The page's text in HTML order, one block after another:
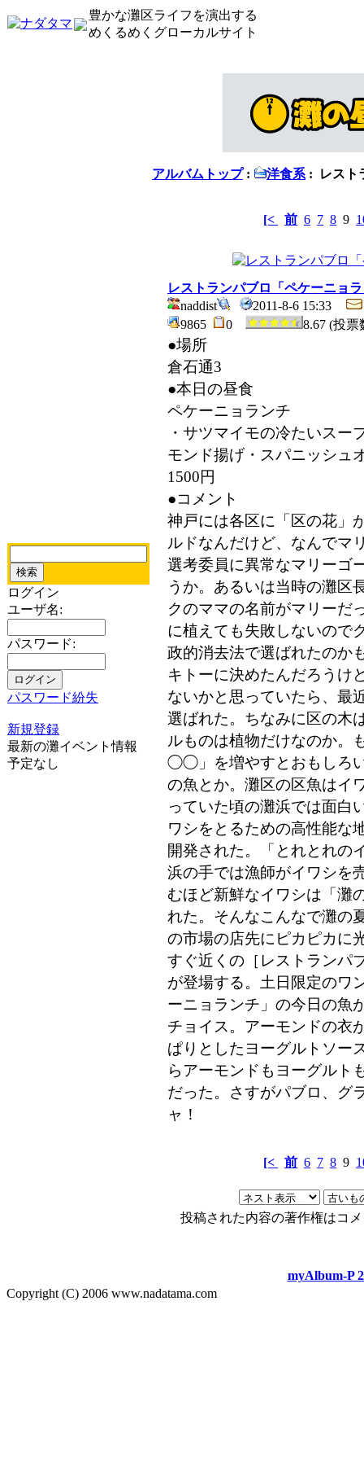
豊かな灘区ライフを演出する
めくるめくグローカルサイト
ログイン
ユーザ名:
パスワード:
パスワード紛失
新規登録
最新の灘イベント情報
予定なし
アルバムトップ: 洋食系 : レスト
[< 前 6 7 8 9
レストランパブロ「ペケーニョ
naddist
2011-8-6 15:33
9865
0 8.67 (投票
●場所
倉石通3
●本日の昼食
ペケーニョランチ
・サツマイモの冷たいスー
モンド揚げ・スパニッシュ
1500円
●コメント
神戸には各区に「区の花」
ルドなんだけど、なんでマ
選考委員に異常なマリーゴ
うか。あるいは当時の灘区
クのママの名前がマリーだ
に植えても失敗しないので
政的消去法で選ばれたのか
キトーに決めたんだろうけ
ないかと思っていたら、最
選ばれた。ちなみに区の木
ルものは植物だけなのか。
◯◯」を増やすとおもしろ
の魚とか。灘区の区魚はイ
っていた頃の灘浜では面白
ワシをとるための高性能な
開発された。「とれとれの
浜の手では漁師がイワシを
むほど新鮮なイワシは「灘
れた。そんなこんなで灘の
の市場の店先にピカピカに
すぐ近くの［レストランパ
が登場する。土日限定のワ
ーニョランチ」の今日の魚
チョイス。アーモンドの衣
ぱりとしたヨーグルトソー
らアーモンドもヨーグルト
だった。さすがパブロ、グ
ャ！
[< 前 6 7 8 9
投稿された内容の著作権はコ
myAlbum-P
Copyright (C) 2006 www.nadatama.com